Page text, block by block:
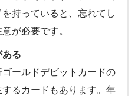
持っていると、忘れてし
が必要です。
る
ールドデビットカードの
るカードもあります。年